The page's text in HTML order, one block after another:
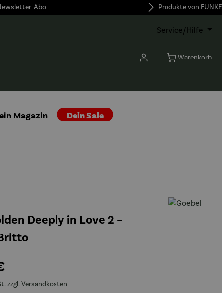
Abo Produkte von FUNKE
Service/Hilfe
Warenkorb
Magazin Dein Sale
Deeply in Love 2 –
zzgl. Versandkosten